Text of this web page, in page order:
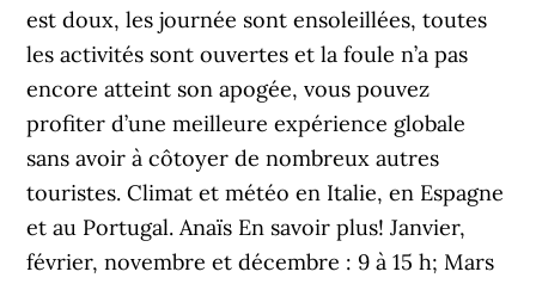
est doux, les journée sont ensoleillées, toutes
les activités sont ouvertes et la foule n’a pas
encore atteint son apogée, vous pouvez
profiter d’une meilleure expérience globale
sans avoir à côtoyer de nombreux autres
touristes. Climat et météo en Italie, en Espagne
et au Portugal. Anaïs En savoir plus! Janvier,
février, novembre et décembre : 9 à 15 h; Mars